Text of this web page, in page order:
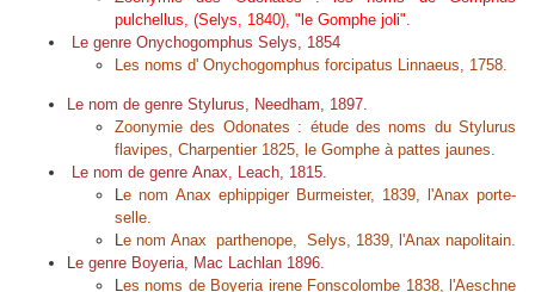
pulchellus, (Selys, 1840), "le Gomphe joli".
Le genre Onychogomphus Selys, 1854
Les noms d' Onychogomphus forcipatus Linnaeus, 1758.
Le nom de genre Stylurus, Needham, 1897.
Zoonymie des Odonates : étude des noms duStylurus
flavipes, Charpentier 1825, le Gomphe à pattes jaunes.
Le nom de genre Anax, Leach, 1815.
Le nom Anax ephippigerBurmeister, 1839, l'Anax porte-
selle.
Le nom Anax parthenope, Selys, 1839, l'Anax napolitain.
Le genre Boyeria, Mac Lachlan 1896.
Les noms de Boyeria ireneFonscolombe 1838, l'Aeschne